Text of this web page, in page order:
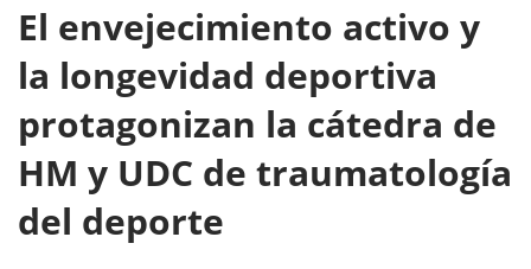
El envejecimiento activo y
la longevidad deportiva
protagonizan la cátedra de
HM y UDC de traumatología
del deporte